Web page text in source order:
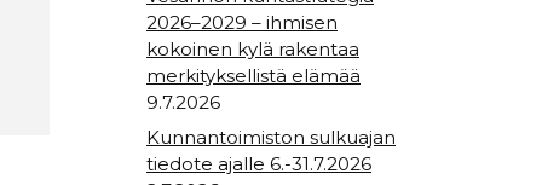
2026–2029 – ihmisen
kokoinen kylä rakentaa
merkityksellistä elämää
9.7.2026
Kunnantoimiston sulkuajan
tiedote ajalle 6.-31.7.2026